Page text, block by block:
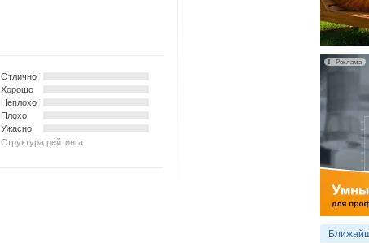
Структура рейтинга
Отлично
Хорошо
Неплохо
Плохо
Ужасно
Реклама